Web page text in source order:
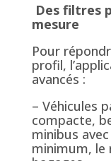
Des filtres
mesure
Pour
profil,
avancés :
– Véhicules
compacte,
minibus
minimum, le